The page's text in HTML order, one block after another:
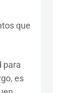
que
para
es